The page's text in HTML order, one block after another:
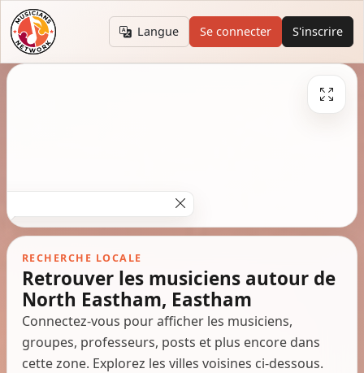
Langue Se connecter S'inscrire
RECHERCHE LOCALE
Retrouver les musiciens autour de
North Eastham, Eastham
Connectez-vous pour afficher les musiciens,
groupes, professeurs, posts et plus encore dans
cette zone. Explorez les villes voisines ci-dessous.